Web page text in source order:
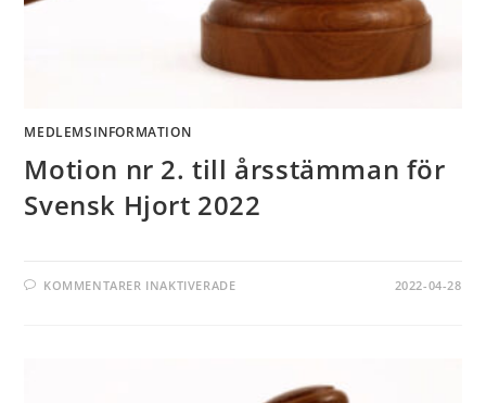
MEDLEMSINFORMATION
Motion nr 2. till årsstämman för
Svensk Hjort 2022
KOMMENTARER INAKTIVERADE 2022-04-28